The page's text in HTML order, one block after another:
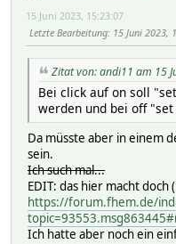
15 Juni 2023, 15:23:07
Letzte Bearbeitung: 15 Juni 2023,
Zitat von: andi11 am 15
Bei click auf on soll
werden und bei off
Da müsste aber in einem
sein.
Ich such mal...
EDIT: das hier macht doch
https://forum.fhem.de/
Ich hatte aber noch ein